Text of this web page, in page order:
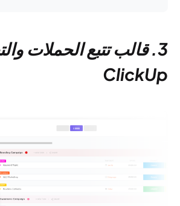
3. قالب تتبع الحملات
ClickUp